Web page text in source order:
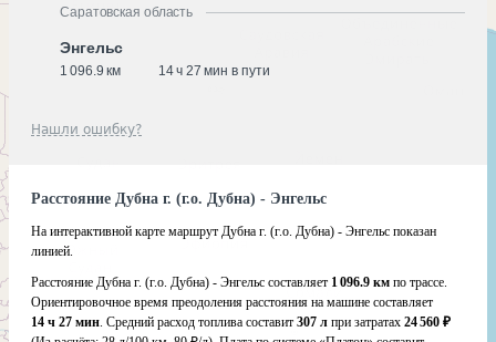
Саратовская область
Энгельс
1 096.9 км 14 ч 27 мин в пути
Нашли ошибку?
Расстояние Дубна г. (г.о. Дубна) - Энгельс
На интерактивной карте маршрут Дубна г. (г.о. Дубна) - Энгельс показан
линией.
Расстояние Дубна г. (г.о. Дубна) - Энгельс составляет 1 096.9 км по трассе.
Ориентировочное время преодоления расстояния на машине составляет
14 ч 27 мин. Средний расход топлива составит 307 л при затратах 24 560 ₽